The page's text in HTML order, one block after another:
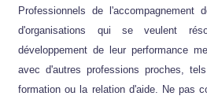
Professionnels de l'accompagnement
d'organisations qui se veulent
développement de leur performance
avec d'autres professions proches,
formation ou la relation d'aide. Ne pas